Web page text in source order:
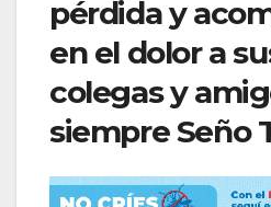
pérdida y
en el dolor a
colegas y
siempre Seño